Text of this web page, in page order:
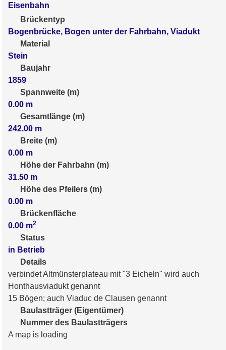
Eisenbahn
Brückentyp
Bogenbrücke, Bogen unter der Fahrbahn, Viadukt
Material
Stein
Baujahr
1859
Spannweite (m)
0.00 m
Gesamtlänge (m)
242.00 m
Breite (m)
0.00 m
Höhe der Fahrbahn (m)
31.50 m
Höhe des Pfeilers (m)
0.00 m
Brückenfläche
0.00 m2
Status
in Betrieb
Details
verbindet Altmünsterplateau mit "3 Eicheln" wird auch
Honthausviadukt genannt
15 Bögen; auch Viaduc de Clausen genannt
Baulastträger (Eigentümer)
Nummer des Baulastträgers
A map is loading